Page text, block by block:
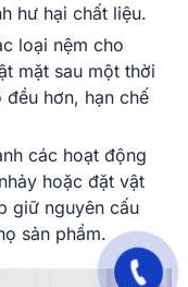
hư hại chất liệu.
loại nệm cho
mặt sau một thời
hơn, hạn chế
các hoạt động
hoặc đặt vật
giữ nguyên cấu
sản phẩm.